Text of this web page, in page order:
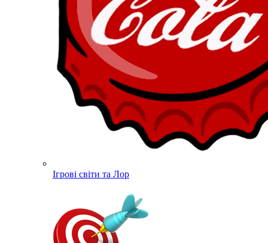
Ігрові світи та Лор